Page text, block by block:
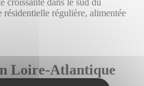
résidentielle régulière, alimentée
Loire-Atlantique